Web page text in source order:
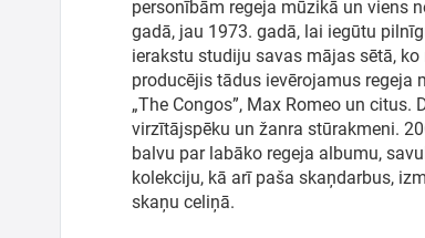
Meklēt kartē
personībām regeja mūzikā un viens
gadā, jau 1973. gadā, lai iegūtu
ierakstu studiju savas mājas sētā, ko
producējis tādus ievērojamus regeja
„The Congos”, Max Romeo un
virzītājspēku un žanra stūrakmeni.
balvu par labāko regeja albumu,
kolekciju, kā arī paša skaņdarbus,
skaņu celiņā.